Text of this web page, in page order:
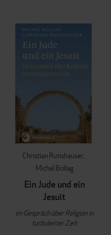
Christian Rutishauser
Michel Bollag
Ein Jude und ein
Jesuit
im Gespräch über Religion in
turbulenter Zeit